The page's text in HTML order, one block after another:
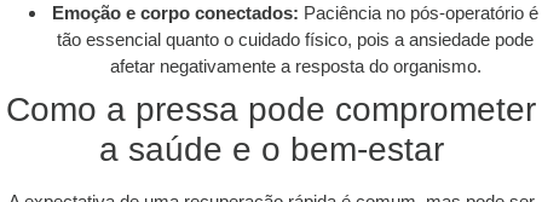
Emoção e corpo conectados: Paciência no pós-operatório é
tão essencial quanto o cuidado físico, pois a ansiedade pode
afetar negativamente a resposta do organismo.
Como a pressa pode comprometer
a saúde e o bem-estar